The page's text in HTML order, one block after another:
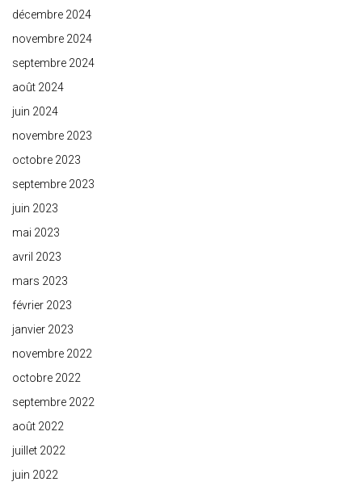
décembre 2024
novembre 2024
septembre 2024
août 2024
juin 2024
novembre 2023
octobre 2023
septembre 2023
juin 2023
mai 2023
avril 2023
mars 2023
février 2023
janvier 2023
novembre 2022
octobre 2022
septembre 2022
août 2022
juillet 2022
juin 2022